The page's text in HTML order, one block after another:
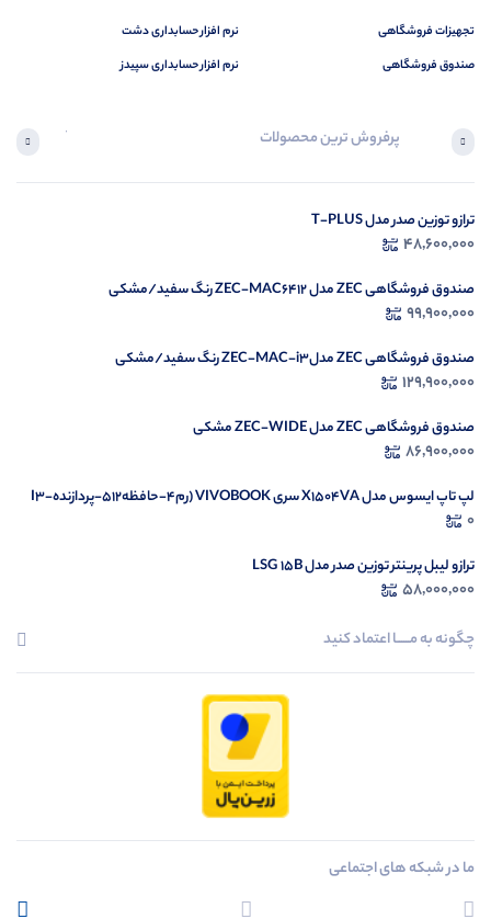
تجهیزات فروشگاهی
صندوق فروشگاهی
نرم افزار حسابداری دشت
نرم افزار حسابداری سپیدز
پرفروش ترین محصولات آخرین
ترازو توزین صدر مدل T-PLUS
48,600,000
صندوق فروشگاهی ZEC مدل ZEC-MAC6412 رنگ سفید/مشکی
99,900,000
صندوق فروشگاهی ZEC مدلZEC-MAC-i3 رنگ سفید/مشکی
129,900,000
صندوق فروشگاهی ZEC مدل ZEC-WIDE مشکی
86,900,000
لپ تاپ ایسوس مدل X1504VA سری VIVOBOOK (رم4-حافظه512-پردازندهI3-
1335U)
0
ترازو لیبل پرینتر توزین صدر مدل LSG 15B
58,000,000
چگونه به مــــــا اعتماد کنید
ما در شبکه های اجتماعی